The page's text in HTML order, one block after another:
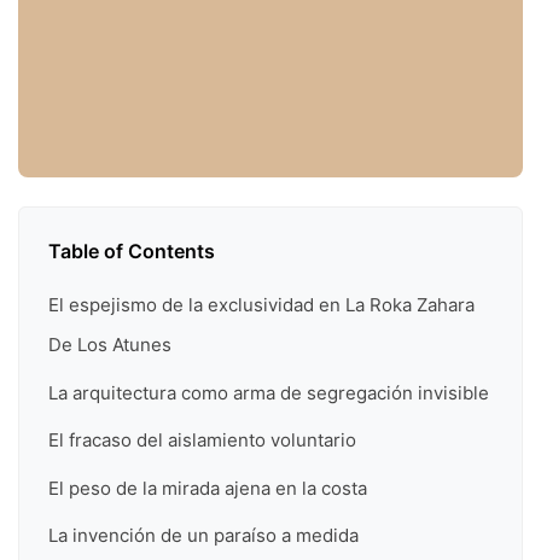
Table of Contents
El espejismo de la exclusividad en La Roka Zahara
De Los Atunes
La arquitectura como arma de segregación invisible
El fracaso del aislamiento voluntario
El peso de la mirada ajena en la costa
La invención de un paraíso a medida